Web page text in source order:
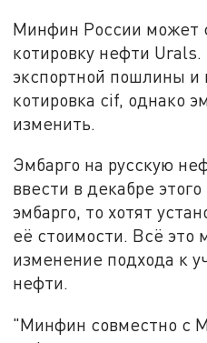
Минфин России может
котировку нефти
экспортной пошлины и
котировка cif, однако
изменить.
Эмбарго на русскую
ввести в декабре
эмбарго, то хотят
её стоимости. Всё это
изменение подхода к
нефти.
"Минфин совместно с